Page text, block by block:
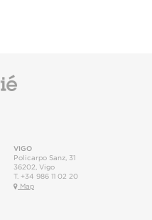
VIGO
Policarpo Sanz, 31
36202 Vigo
T. +34 986 11 02 20
Map